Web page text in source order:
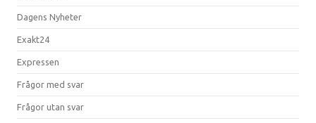
Dagens Nyheter
Exakt24
Expressen
Frågor med svar
Frågor utan svar